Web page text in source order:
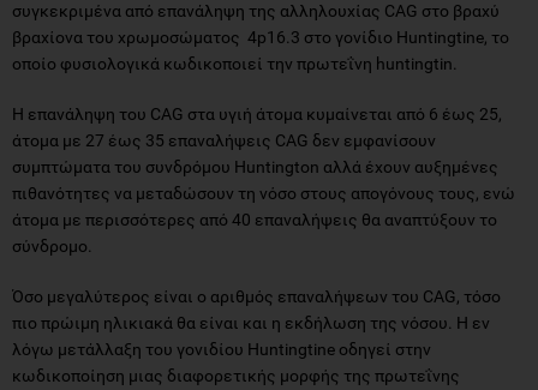
συγκεκριμένα από επανάληψη της αλληλουχίας CAG στο βραχύ
βραχίονα του χρωμοσώματος 4p16.3 στο γονίδιο Huntingtine, το
οποίο φυσιολογικά κωδικοποιεί την πρωτεΐνη huntingtin.
Η επανάληψη του CAG στα υγιή άτομα κυμαίνεται από 6 έως 25,
άτομα με 27 έως 35 επαναλήψεις CAG δεν εμφανίσουν
συμπτώματα του συνδρόμου Huntington αλλά έχουν αυξημένες
πιθανότητες να μεταδώσουν τη νόσο στους απογόνους τους, ενώ
άτομα με περισσότερες από 40 επαναλήψεις θα αναπτύξουν το
σύνδρομο.
Όσο μεγαλύτερος είναι ο αριθμός επαναλήψεων του CAG, τόσο
πιο πρώιμη ηλικιακά θα είναι και η εκδήλωση της νόσου. Η εν
λόγω μετάλλαξη του γονιδίου Huntingtine οδηγεί στην
κωδικοποίηση μιας διαφορετικής μορφής της πρωτεΐνης